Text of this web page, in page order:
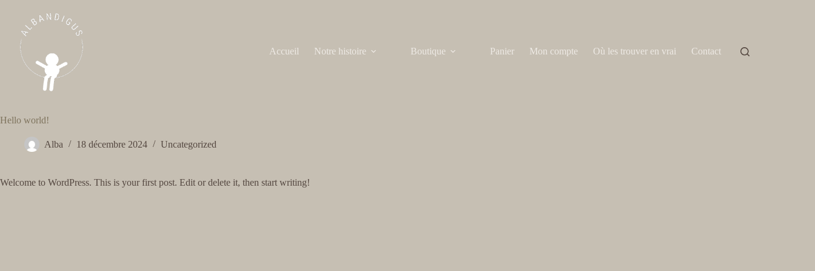
contenu
Accueil Notre histoire Boutique Panier Mon compte Où les trouver en vrai Contact
Hello world!
Alba 18 décembre 2024 Uncategorized
Welcome to WordPress. This is your first post. Edit or delete it, then start writing!